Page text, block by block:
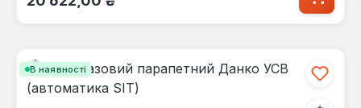
В наявності